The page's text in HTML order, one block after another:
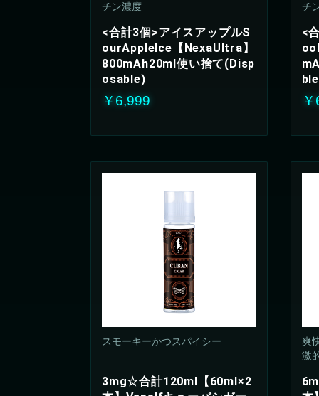
チン濃度
<合計3個>アイスアップルS
ourAppleIce【NexaUltra】
800mAh20ml使い捨て(Disp
osable)
￥6,999
チ
<
スモーキーかつスパイシー
3mg☆合計120ml【60ml×2
爽
激